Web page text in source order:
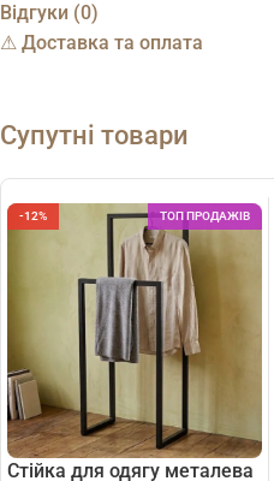
Відгуки (0)
⚠︎ Доставка та оплата
Супутні товари
-12% ТОП ПРОДАЖІВ
Стійка для одягу металева